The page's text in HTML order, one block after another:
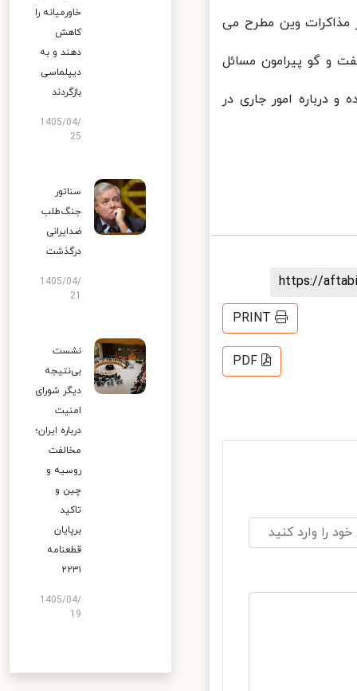
مذاکرات وین مطرح می
و گو پیرامون مسائل
درباره امور جاری در
https://
PRINT
PDF
خاورمیانه را
کاهش
دهند و به
دیپلماسی
بازگردند
1405/04/
25
سناتور
جنگ‌طلب
ضدایرانی
درگذشت
1405/04/
نشست
بی‌نتیجه
دیگر شورای
امنیت
درباره ایران؛
مخالفت
روسیه و
چین و
تاکید
برپایان
قطعنامه
۲۲۳۱
1405/04/
19